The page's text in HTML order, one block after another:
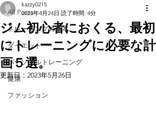
All Posts
トレーニングの基本
ダイエット
パーソナルトレーニング
健康
ファッション
ジム初心者におくる、最初
にトレーニングに必要な計
画５選。
kazzy0215
2023年4月24日 読了時間: 4分
更新日： 2023年5月26日